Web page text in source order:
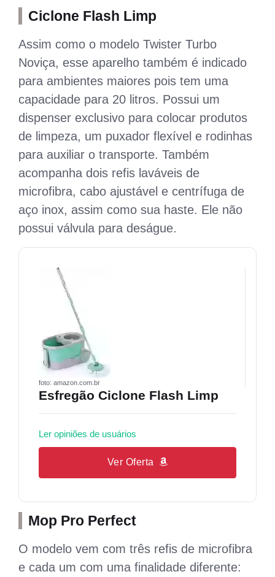
Ciclone Flash Limp
Assim como o modelo Twister Turbo
Noviça, esse aparelho também é indicado
para ambientes maiores pois tem uma
capacidade para 20 litros. Possui um
dispenser exclusivo para colocar produtos
de limpeza, um puxador flexível e rodinhas
para auxiliar o transporte. Também
acompanha dois refis laváveis de
microfibra, cabo ajustável e centrífuga de
aço inox, assim como sua haste. Ele não
possui válvula para deságue.
foto: amazon.com.br
Esfregão Ciclone Flash Limp
Ler opiniões de usuários
Ver Oferta
Mop Pro Perfect
O modelo vem com três refis de microfibra
e cada um com uma finalidade diferente: